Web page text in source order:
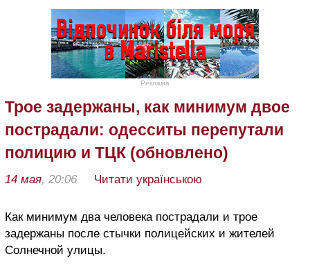
Реклама
Трое задержаны, как минимум двое
пострадали: одесситы перепутали
полицию и ТЦК (обновлено)
14 мая, 20:06 Читати українською
Как минимум два человека пострадали и трое
задержаны после стычки полицейских и жителей
Солнечной улицы.